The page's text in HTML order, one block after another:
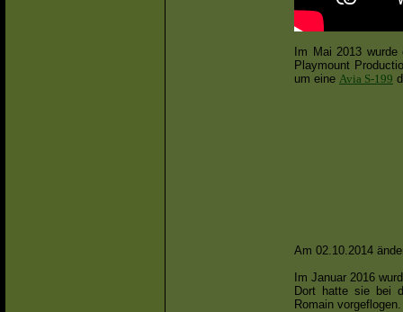
Im Mai 2013
Playmount
um eine Avia S-199
Am 02.10.2014
Im Januar 2016
Dort hatte sie bei
Romain